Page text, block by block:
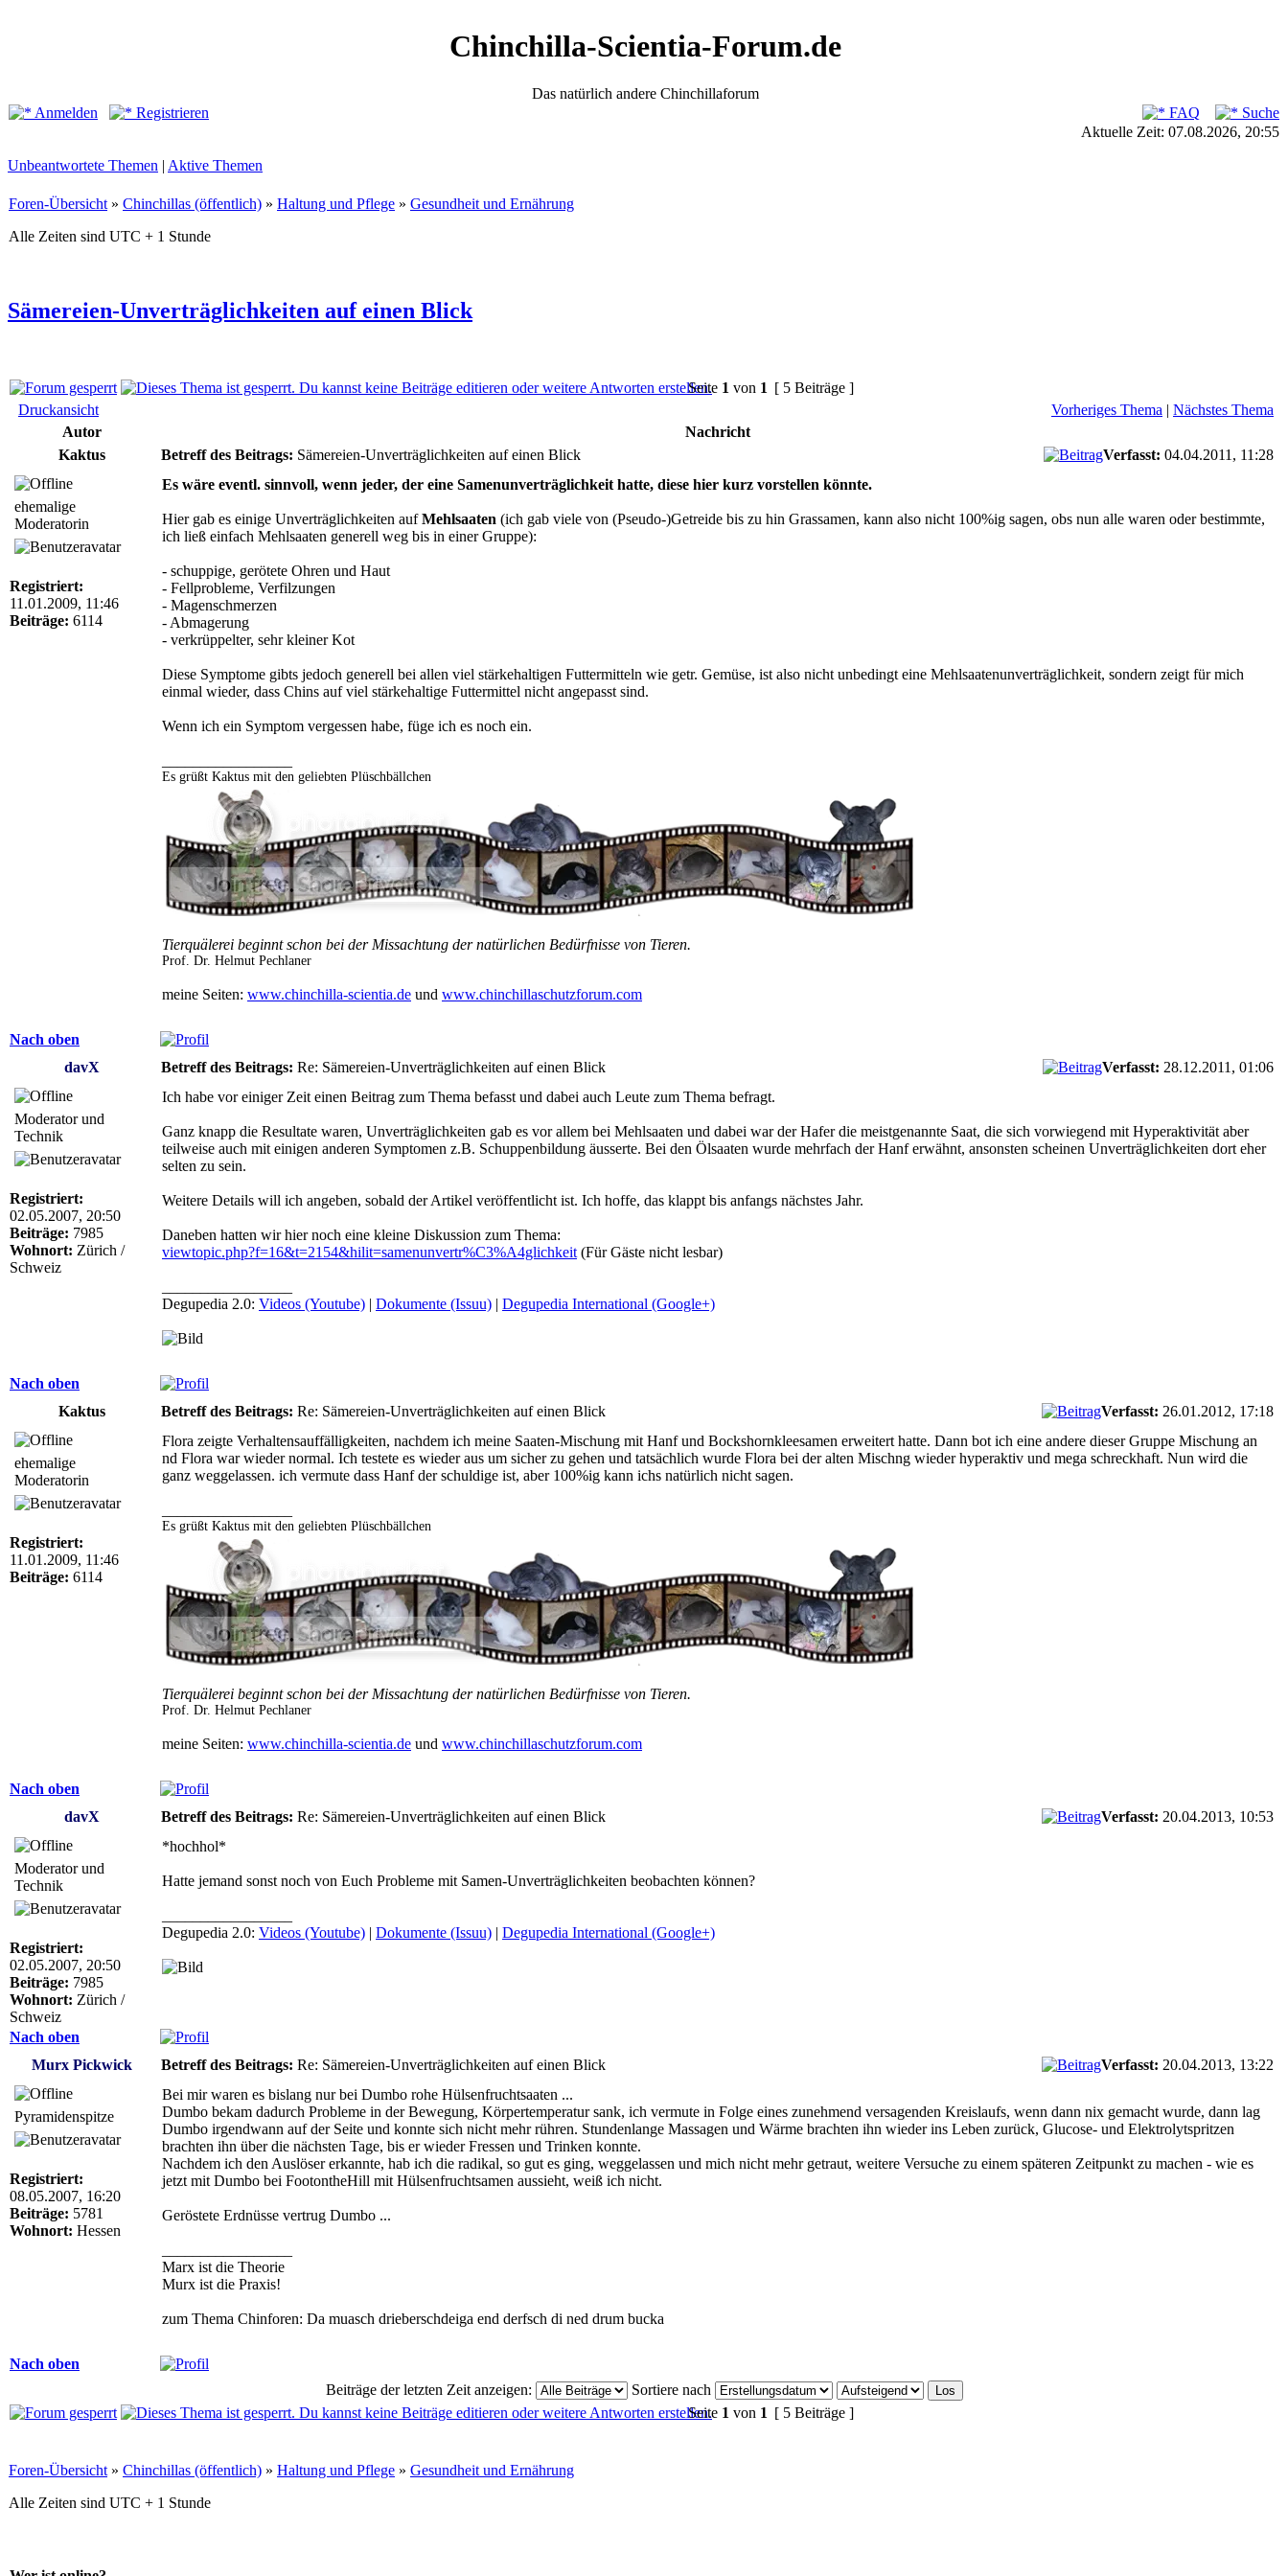
Chinchilla-Scientia-Forum.de
Das natürlich andere Chinchillaforum
Anmelden
Registrieren FAQ
Suche
Aktuelle Zeit: 07.08.2026, 20:55
Unbeantwortete Themen | Aktive Themen
Foren-Übersicht » Chinchillas (öffentlich) » Haltung und Pflege » Gesundheit und Ernährung
Alle Zeiten sind UTC + 1 Stunde
Sämereien-Unverträglichkeiten auf einen Blick
Seite 1 von 1 [ 5 Beiträge ]
Druckansicht
Vorheriges Thema | Nächstes Thema
Autor
Nachricht
Kaktus
Betreff des Beitrags: Sämereien-Unverträglichkeiten auf einen Blick Verfasst: 04.04.2011, 11:28
ehemalige
Moderatorin
Registriert:
11.01.2009, 11:46
Beiträge: 6114
Es wäre eventl. sinnvoll, wenn jeder, der eine Samenunverträglichkeit hatte, diese hier kurz vorstellen könnte.
Hier gab es einige Unverträglichkeiten aufMehlsaaten (ich gab viele von (Pseudo-)Getreide bis zu hin Grassamen, kann also nicht 100%ig sagen, obs nun alle waren oder bestimmte,
ich ließ einfach Mehlsaaten generell weg bis in einer Gruppe):
- schuppige, gerötete Ohren und Haut
- Fellprobleme, Verfilzungen
- Magenschmerzen
- Abmagerung
- verkrüppelter, sehr kleiner Kot
Diese Symptome gibts jedoch generell bei allen viel stärkehaltigen Futtermitteln wie getr. Gemüse, ist also nicht unbedingt eine Mehlsaatenunverträglichkeit, sondern zeigt für mich
einmal wieder, dass Chins auf viel stärkehaltige Futtermittel nicht angepasst sind.
Wenn ich ein Symptom vergessen habe, füge ich es noch ein.
Es grüßt Kaktus mit den geliebten Plüschbällchen
Tierquälerei beginnt schon bei der Missachtung der natürlichen Bedürfnisse von Tieren.
Prof. Dr. Helmut Pechlaner
meine Seiten: www.chinchilla-scientia.de und www.chinchillaschutzforum.com
Nach oben
davX
Betreff des Beitrags: Re: Sämereien-Unverträglichkeiten auf einen Blick Verfasst: 28.12.2011, 01:06
Moderator und
Technik
Registriert:
02.05.2007, 20:50
Beiträge: 7985
Wohnort: Zürich /
Schweiz
Ich habe vor einiger Zeit einen Beitrag zum Thema befasst und dabei auch Leute zum Thema befragt.
Ganz knapp die Resultate waren, Unverträglichkeiten gab es vor allem bei Mehlsaaten und dabei war der Hafer die meistgenannte Saat, die sich vorwiegend mit Hyperaktivität aber
teilweise auch mit einigen anderen Symptomen z.B. Schuppenbildung äusserte. Bei den Ölsaaten wurde mehrfach der Hanf erwähnt, ansonsten scheinen Unverträglichkeiten dort eher
selten zu sein.
Weitere Details will ich angeben, sobald der Artikel veröffentlicht ist. Ich hoffe, das klappt bis anfangs nächstes Jahr.
Daneben hatten wir hier noch eine kleine Diskussion zum Thema:
viewtopic.php?f=16&t=2154&hilit=samenunvertr%C3%A4glichkeit (Für Gäste nicht lesbar)
Degupedia 2.0: Videos (Youtube) | Dokumente (Issuu) | Degupedia International (Google+)
Nach oben
Kaktus
Betreff des Beitrags: Re: Sämereien-Unverträglichkeiten auf einen Blick Verfasst: 26.01.2012, 17:18
ehemalige
Moderatorin
Registriert:
11.01.2009, 11:46
Beiträge: 6114
Flora zeigte Verhaltensauffälligkeiten, nachdem ich meine Saaten-Mischung mit Hanf und Bockshornkleesamen erweitert hatte. Dann bot ich eine andere dieser Gruppe Mischung an
nd Flora war wieder normal. Ich testete es wieder aus um sicher zu gehen und tatsächlich wurde Flora bei der alten Mischng wieder hyperaktiv und mega schreckhaft. Nun wird die
ganz weggelassen. ich vermute dass Hanf der schuldige ist, aber 100%ig kann ichs natürlich nicht sagen.
Es grüßt Kaktus mit den geliebten Plüschbällchen
Tierquälerei beginnt schon bei der Missachtung der natürlichen Bedürfnisse von Tieren.
Prof. Dr. Helmut Pechlaner
meine Seiten: www.chinchilla-scientia.de und www.chinchillaschutzforum.com
Nach oben
davX
Betreff des Beitrags: Re: Sämereien-Unverträglichkeiten auf einen Blick Verfasst: 20.04.2013, 10:53
Moderator und
Technik
Registriert:
02.05.2007, 20:50
Beiträge: 7985
Wohnort: Zürich /
Schweiz
*hochhol*
Hatte jemand sonst noch von Euch Probleme mit Samen-Unverträglichkeiten beobachten können?
Degupedia 2.0: Videos (Youtube) | Dokumente (Issuu) | Degupedia International (Google+)
Nach oben
Murx Pickwick
Betreff des Beitrags: Re: Sämereien-Unverträglichkeiten auf einen Blick Verfasst: 20.04.2013, 13:22
Pyramidenspitze
Registriert:
08.05.2007, 16:20
Beiträge: 5781
Wohnort: Hessen
Bei mir waren es bislang nur bei Dumbo rohe Hülsenfruchtsaaten ...
Dumbo bekam dadurch Probleme in der Bewegung, Körpertemperatur sank, ich vermute in Folge eines zunehmend versagenden Kreislaufs, wenn dann nix gemacht wurde, dann lag
Dumbo irgendwann auf der Seite und konnte sich nicht mehr rühren. Stundenlange Massagen und Wärme brachten ihn wieder ins Leben zurück, Glucose- und Elektrolytspritzen
brachten ihn über die nächsten Tage, bis er wieder Fressen und Trinken konnte.
Nachdem ich den Auslöser erkannte, hab ich die radikal, so gut es ging, weggelassen und mich nicht mehr getraut, weitere Versuche zu einem späteren Zeitpunkt zu machen - wie es
jetzt mit Dumbo bei FootontheHill mit Hülsenfruchtsamen aussieht, weiß ich nicht.
Geröstete Erdnüsse vertrug Dumbo ...
Marx ist die Theorie
Murx ist die Praxis!
zum Thema Chinforen: Da muasch drieberschdeiga end derfsch di ned drum bucka
Nach oben
Beiträge der letzten Zeit anzeigen:
Sortiere nach
Seite 1 von 1 [ 5 Beiträge ]
Foren-Übersicht » Chinchillas (öffentlich) » Haltung und Pflege » Gesundheit und Ernährung
Alle Zeiten sind UTC + 1 Stunde